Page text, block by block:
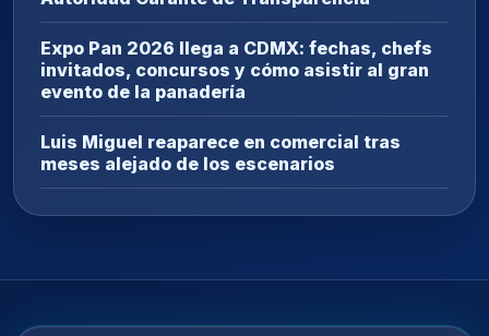
Expo Pan 2026 llega a CDMX: fechas, chefs
invitados, concursos y cómo asistir al gran
evento de la panadería
Luis Miguel reaparece en comercial tras
meses alejado de los escenarios